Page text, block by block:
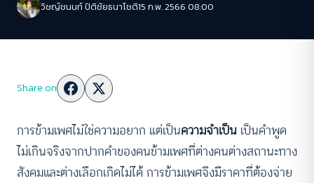
วิชญ์ช​นนท์​ ปิติ​ชัย​ธ​นา​โชติ​15 ก.พ. 2566 08:00
Share on
การข้ามเพศไม่ใช่ความอยาก แต่เป็นความจำเป็น เป็นคำพูด
ไม่เกินจริงจากปากคำของคนข้ามเพศที่ต่างคนต่างสถานะทาง
สังคมและต่างเลือกเกิดไม่ได้ การข้ามเพศจึงมีราคาที่ต้องจ่าย